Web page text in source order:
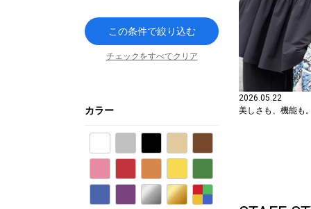
2026.05.22
美しさも、機能も
この条件で絞り込む
チェックをすべてクリア
カラー
パープル シルバー ゴールド